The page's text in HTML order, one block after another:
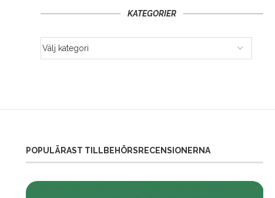
KATEGORIER
POPULÄRAST TILLBEHÖRSRECENSIONERNA